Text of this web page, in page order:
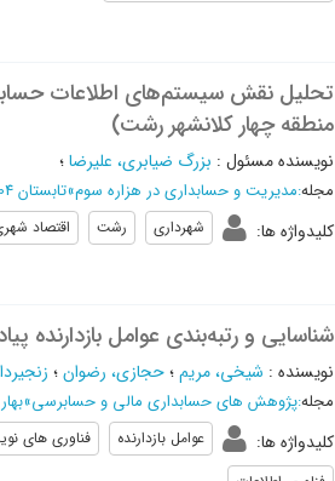
تحلیل نقش سیستم‌های اطلاعات
منطقه چهار کلانشهر رشت)
نویسنده مسئول : بزرگ ضیابری، علیرضا؛
مجله:مدیریت و حسابداری در هزاره سوم»تابستان 1404 - شماره 33
کلیدواژه ها: شهرداری رشت اقتصاد
شناسایی و رتبه‌بندی عوامل بازدارنده
نویسنده : شیخی، مریم؛حجازی، رضوان؛
مجله:پژوهش های حسابداری مالی و حسابرسی»بهار 1404 - شماره 65
کلیدواژه ها: عوامل بازدارنده فناوری های